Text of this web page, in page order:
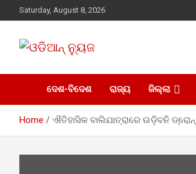
to
Saturday, August 8, 2026
ଓଡିଆନ୍ ନ୍ୟୁଜ
ଦେଶ-ବିଦେଶ ରାଜ୍ୟ ଜିଲ୍ଲା
Home ଐତିହାସିକ ବାଲିଯାତ୍ରାରେ ଉଡ଼ିବନି ଡ୍ରୋନ୍